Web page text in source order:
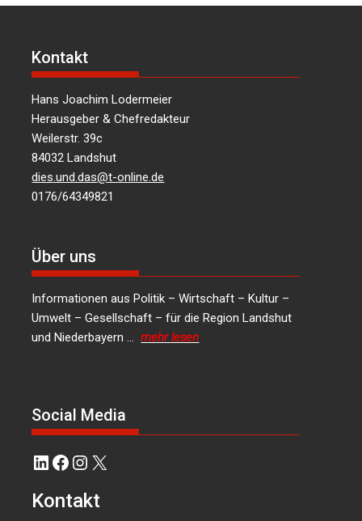
Kontakt
Hans Joachim Lodermeier
Herausgeber & Chefredakteur
Weilerstr. 39c
84032 Landshut
dies.und.das@t-online.de
0176/64349821
Über uns
Informationen aus Politik – Wirtschaft – Kultur –
Umwelt – Gesellschaft – für die Region Landshut
und Niederbayern …mehr lesen
Social Media
LinkedIn
Facebook
Instagram
X
Kontakt